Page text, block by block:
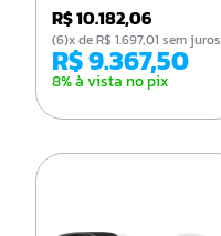
R$ 10.182,06
R$ 9.367,50
8% à vista no pix
(6)x de R$ 1.697,01 sem juros